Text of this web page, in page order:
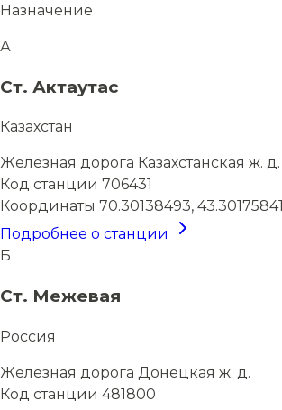
Назначение
А
Ст. Актаутас
Казахстан
Железная дорога Казахстанская ж. д.
Код станции 706431
Координаты 70.30138493, 43.30175841
Подробнее о станции
Б
Ст. Межевая
Россия
Железная дорога Донецкая ж. д.
Код станции 481800